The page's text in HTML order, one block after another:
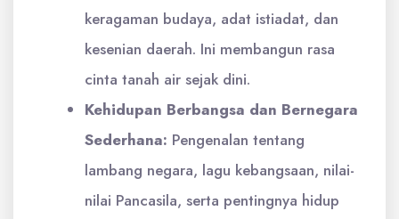
keragaman budaya, adat istiadat, dan
kesenian daerah. Ini membangun rasa
cinta tanah air sejak dini.
Kehidupan Berbangsa dan Bernegara
Sederhana: Pengenalan tentang
lambang negara, lagu kebangsaan, nilai-
nilai Pancasila, serta pentingnya hidup